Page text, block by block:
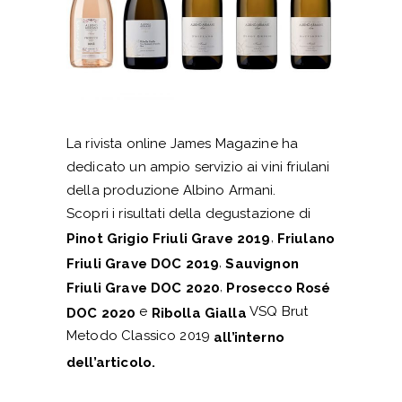
La rivista online James Magazine ha
dedicato un ampio servizio ai vini friulani
della produzione Albino Armani.
Scopri i risultati della degustazione di
Pinot Grigio Friuli Grave 2019, Friulano
Friuli Grave DOC 2019 Sauvignon
Friuli Grave DOC 2020, Prosecco Rosé
DOC 2020 e Ribolla Gialla VSQ Brut
Metodo Classico 2019 all’interno
dell’articolo.